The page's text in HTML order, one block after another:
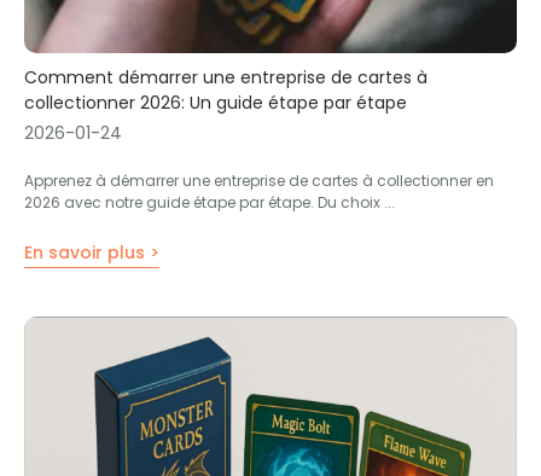
Comment démarrer une entreprise de cartes à
collectionner 2026: Un guide étape par étape
2026-01-24
Apprenez à démarrer une entreprise de cartes à collectionner en
2026 avec notre guide étape par étape. Du choix ...
En savoir plus >